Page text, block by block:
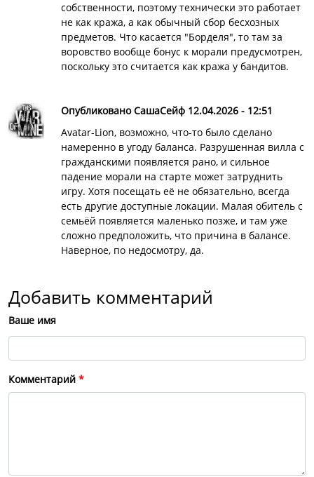
собственности, поэтому технически это работает
не как кража, а как обычный сбор бесхозных
предметов. Что касается "Борделя", то там за
воровство вообще бонус к морали предусмотрен,
поскольку это считается как кража у бандитов.
Опубликовано СашаСейф 12.04.2026 - 12:51
Avatar-Lion, возможно, что-то было сделано
намеренно в угоду баланса. Разрушенная вилла с
гражданскими появляется рано, и сильное
падение морали на старте может затруднить
игру. Хотя посещать её не обязательно, всегда
есть другие доступные локации. Малая обитель с
семьёй появляется маленько позже, и там уже
сложно предположить, что причина в балансе.
Наверное, по недосмотру, да.
Добавить комментарий
Ваше имя
Комментарий